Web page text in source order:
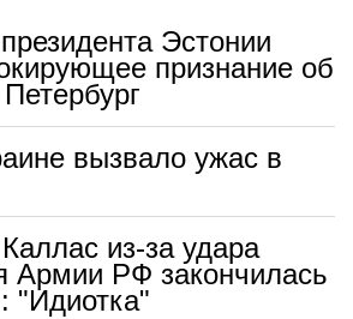
Эстонии
признание об
вызвало ужас в
из-за удара
Армии РФ закончилась
"Идиотка"